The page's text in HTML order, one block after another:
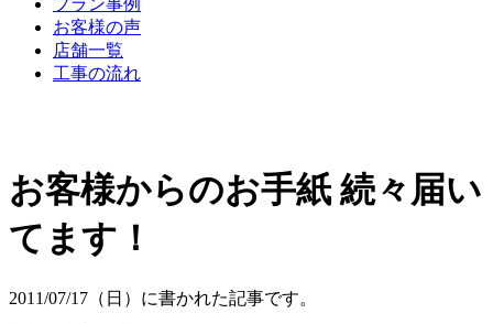
プラン事例
お客様の声
店舗一覧
工事の流れ
お客様からのお手紙 続々届い
てます！
2011/07/17（日）に書かれた記事です。